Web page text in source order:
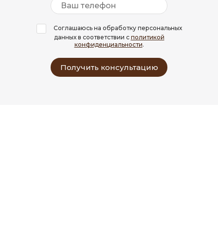
Соглашаюсь на обработку персональных
данных в соответствии с политикой
конфиденциальности.
Получить консультацию